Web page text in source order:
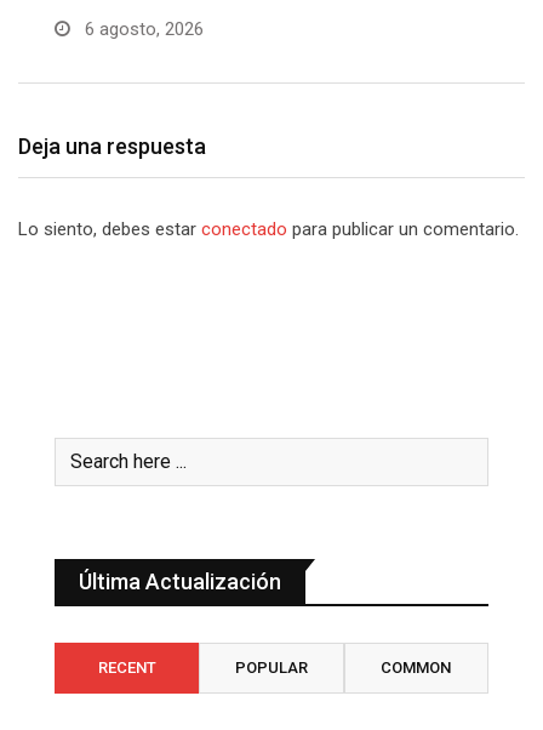
6 agosto, 2026
Deja una respuesta
Lo siento, debes estar conectado para publicar un comentario.
Última Actualización
RECENT POPULAR COMMON